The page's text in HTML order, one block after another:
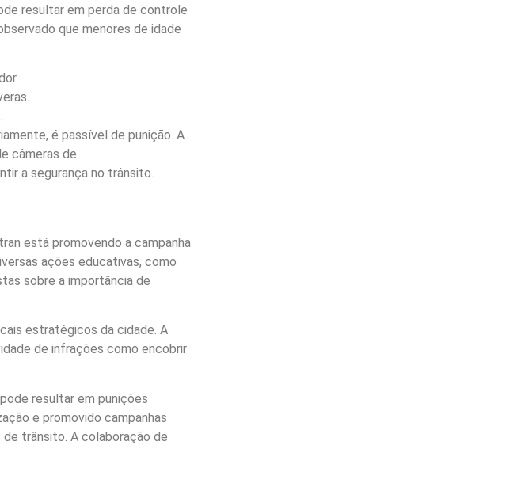
resultar em perda de controle
que menores de idade
é passível de punição. A
câmeras de
a segurança no trânsito.
está promovendo a campanha
ações educativas, como
sobre a importância de
estratégicos da cidade. A
de infrações como encobrir
resultar em punições
e promovido campanhas
trânsito. A colaboração de